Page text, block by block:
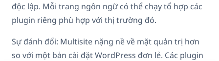
độc lập. Mỗi trang ngôn ngữ có thể chạy tổ hợp các
plugin riêng phù hợp với thị trường đó.
Sự đánh đổi: Multisite nặng nề về mặt quản trị hơn
so với một bản cài đặt WordPress đơn lẻ. Các plugin